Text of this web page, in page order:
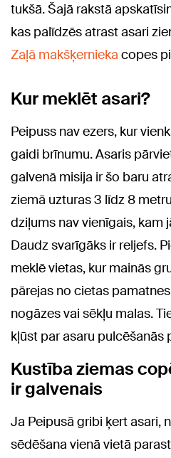
tukšā. Šajā rakstā
kas palīdzēs atrast asari
Zaļā makšķernieka copes
Kur meklēt asari?
Peipuss nav ezers, kur
gaidi brīnumu. Asaris
galvenā misija ir šo baru
ziemā uzturas 3 līdz 8
dziļums nav vienīgais, kam
Daudz svarīgāks ir reljefs.
meklē vietas, kur mainās
pārejas no cietas
nogāzes vai sēkļu malas.
kļūst par asaru pulcēšanās
Kustība ziemas
ir galvenais
Ja Peipusā gribi ķert asari,
sēdēšana vienā vietā